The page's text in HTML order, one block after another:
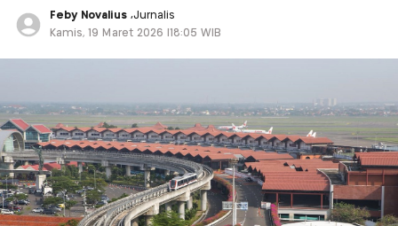
Feby Novalius ,Jurnalis
Kamis, 19 Maret 2026 |18:05 WIB